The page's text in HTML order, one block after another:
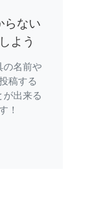
らない
よう
の名前や
稿する
が出来る
！